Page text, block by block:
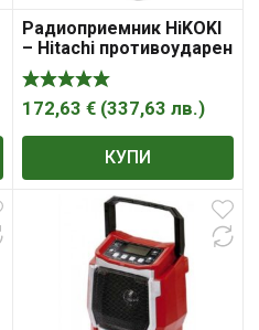
Радиоприемник HiKOKI
– Hitachi противоударен
14.4-18 V, UR18DSAL
172,63 € (337,63 лв.)
КУПИ